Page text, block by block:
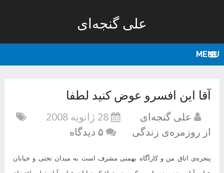
علی گنجه‌ای
MENU
آقا این افسرو عوض کنید لطفا
علی گنجه‌ای
28 ژانویه 2008
از روزمره‌ی زندگی
۵ دیدگاه
پنجره‌ی اتاق من و کارآگاه بهمنی مشرف است به میدان تختی و خیابان